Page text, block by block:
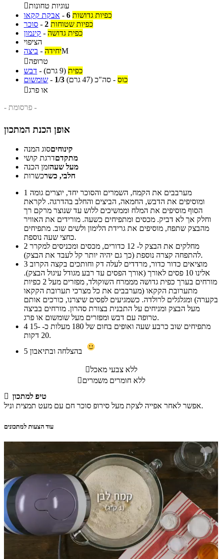
עוגיות טחונות
אבקת קקאו - 6 כפיות גדושות
סוכר - 2 כפיות שטוחות
קינמון - כפית גדושה
הציפוי
ביצה - יחידהM
טרופה
דבש - כפית (9 גרם)
שומשום - 1/3 כוס - סה"כ (47 גרם)
או פרג
- פרסומת -
אופן הכנת המתכון
קינוחיםסוג המנה
מתקדםדרגת קושי
מעל שעהזמן הכנה
חלבי, כשרכשרות
1
ומוסיפים את הדבש, החמאה, הביצים והחלב בהדרגה. לקראת
הסוף מוסיפים את המלח וממשיכים ללוש עד שנוצר מרקם רך
וחלק אך לא דביק. מכסים ומתפיחים כשעה. מורידים את האוויר
מהבצק שתפח, מוסיפים את גרידת הלימון ולשים שוב. מתפיחים
כחצי שעה נוספת.
2
להתפחה קצרה נוספת (כך גם יהיה יותר קל לעבד את הבצק).
3
אלינו 10 פסים לאורך (אורך הפסים עד רבע מגודל עיגול הבצק).
מורחים בערך כפית גדושה מממרח השוקולד, מפזרים מעל 2 כפיות
מתערובת הקקאו (מערבבים את כל מצרכי תערובת הקקאו
בקערה) ומגלגלים לרולדה. כשמגיעים לפסים שיצרנו, כורכים אותם
מעל הבצק ומניחים על התבנית בצורת סהרון. מורחים בביצה
טרופה עם דבש ומפזרים מעל שומשום או פרג.
4
20 דקות.
5
ללא צבעי מאכל
ללא חומרים משמרים
 טיפ למתכון
אפשר לאחר אפייה לצקת מעל סירופ סוכר חם עם מעט תמצית וניל.
עוד הצעות למתכונים